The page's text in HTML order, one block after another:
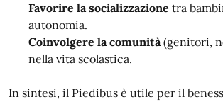
Favorire la socializzazione tra
autonomia.
Coinvolgere la comunità(genitori,
nella vita scolastica.
In sintesi, il Piedibus è utile per il